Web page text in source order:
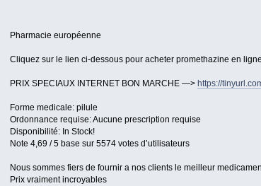
Pharmacie européenne
Cliquez sur le lien ci-dessous pour acheter promethazine en
PRIX SPECIAUX INTERNET BON MARCHE —> https://
Forme medicale: pilule
Ordonnance requise: Aucune prescription requise
Disponibilité: In Stock!
Note 4,69 / 5 base sur 5574 votes d’utilisateurs
Nous sommes fiers de fournir a nos clients le meilleur
Prix vraiment incroyables